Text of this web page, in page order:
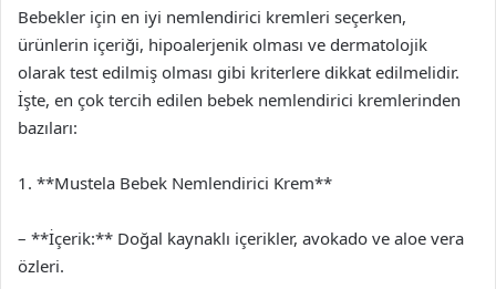
Bebekler için en iyi nemlendirici kremleri seçerken,
ürünlerin içeriği, hipoalerjenik olması ve dermatolojik
olarak test edilmiş olması gibi kriterlere dikkat edilmelidir.
İşte, en çok tercih edilen bebek nemlendirici kremlerinden
bazıları:
1. **Mustela Bebek Nemlendirici Krem**
– **İçerik:** Doğal kaynaklı içerikler, avokado ve aloe vera
özleri.